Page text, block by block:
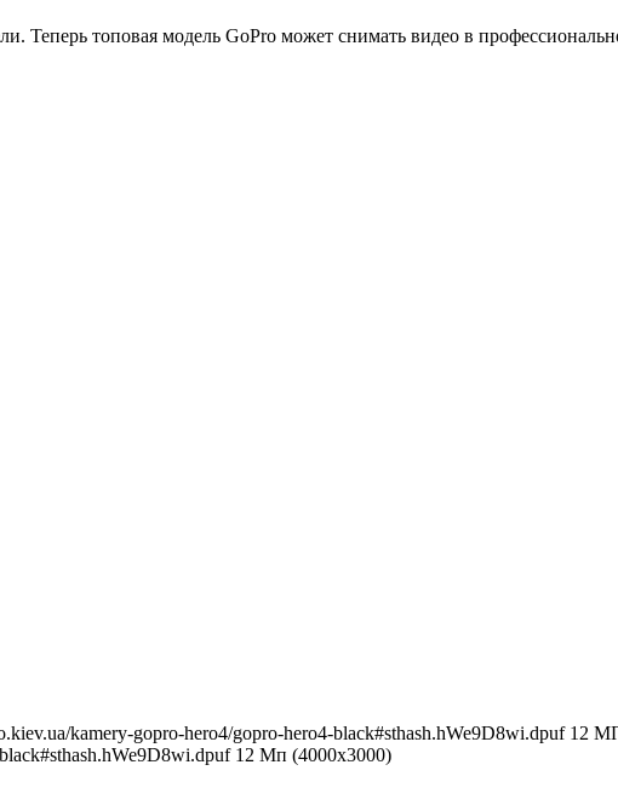
Теперь топовая модель GoPro может снимать видео в
kamery-gopro-hero4/gopro-hero4-black#sthash.hWe9D8wi.dpuf 12
12 Мп (4000x3000)